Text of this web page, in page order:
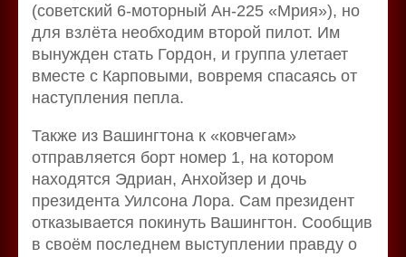
(советский 6-моторный Ан-225 «Mрия»), но
для взлёта необходим второй пилот. Им
вынужден стать Гордон, и группа улетает
вместе с Карповыми, вовремя спасаясь от
наступления пепла.
Также из Вашингтона к «ковчегам»
отправляется борт номер 1, на котором
находятся Эдриан, Анхойзер и дочь
президента Уилсона Лора. Сам президент
отказывается покинуть Вашингтон. Сообщив
в своём последнем выступлении правду о